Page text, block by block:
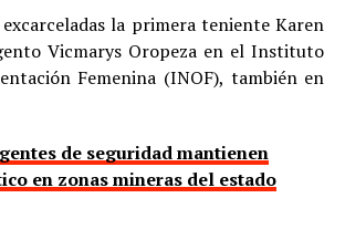
la primera teniente Karen
Vicmarys Oropeza en el Instituto
Femenina (INOF), también en
de seguridad mantienen
en zonas mineras del estado